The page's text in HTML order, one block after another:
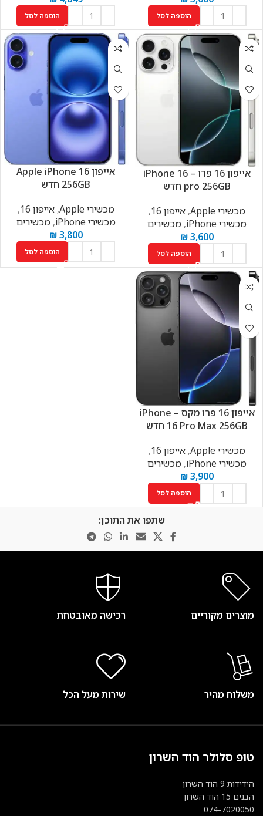
הוספה לסל הוספה לסל
אייפון 16 פרו – iPhone 16
pro 256GB חדש
מכשירי Apple
, אייפון 16
,
מכשירי iPhone
, מכשירים
₪3,600
הוספה לסל
אייפון Apple iPhone 16
256GB חדש
מכשירי Apple
,אייפון 16
,
מכשירי iPhone
,מכשירים
₪3,800
הוספה לסל
אייפון 16 פרו מקס – iPhone
16 Pro Max 256GB חדש
מכשירי Apple
, אייפון 16
,
מכשירי iPhone
, מכשירים
₪3,900
הוספה לסל
שתפו את התוכן:
מוצרים מקוריים רכישה מאובטחת
משלוח מהיר שירות מעל הכל
טופ סלולר הוד השרון
הידידות 9 הוד השרון
הבנים 15 הוד השרון
074-7020050